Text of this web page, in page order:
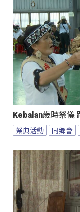
Kebalan歲時祭儀
祭典活動 同鄉會